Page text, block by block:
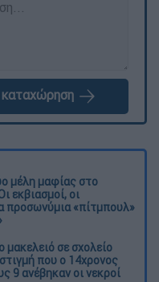
καταχώρηση
μέλη μαφίας στο
εκβιασμοί, οι
προσωνύμια «πίτμπουλ»
μακελειό σε σχολείο
που ο 14χρονος
9 ανέβηκαν οι νεκροί